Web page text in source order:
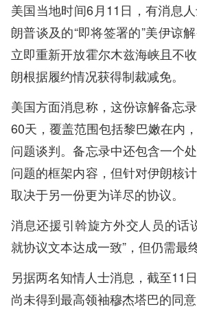
美国当地时间6月11日，有消息
朗普谈及的“即将签署的”美伊谅
立即重新开放霍尔木兹海峡且不
朗根据履约情况获得制裁减免。
美国方面消息称，这份谅解备忘
60天，覆盖范围包括黎巴嫩在内
问题谈判。备忘录中还包含一个
问题的框架内容，但针对伊朗核
取决于另一份更为详尽的协议。
消息还援引斡旋方外交人员的话
就协议文本达成一致”，但仍需最
另据两名知情人士消息，截至11
尚未得到最高领袖穆杰塔巴的同意